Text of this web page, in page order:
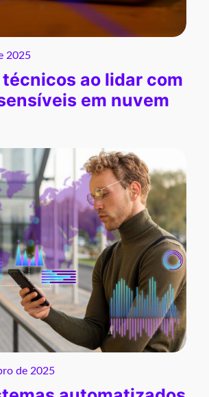
2025
ao lidar com
em nuvem
de 2025